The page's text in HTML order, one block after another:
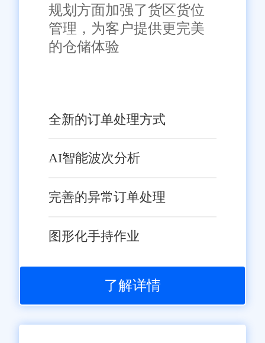
规划方面加强了货区货位
管理，为客户提供更完美
的仓储体验
全新的订单处理方式
AI智能波次分析
完善的异常订单处理
图形化手持作业
了解详情